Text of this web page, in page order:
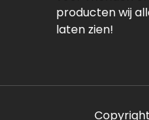
producten wij
laten zien!